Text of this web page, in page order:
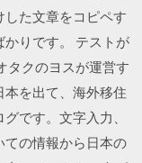
た文章をコピペす
りです。 テストが
タクのヨスが運営す
本を出て、海外移住
です。文字入力、
ての情報から日本の